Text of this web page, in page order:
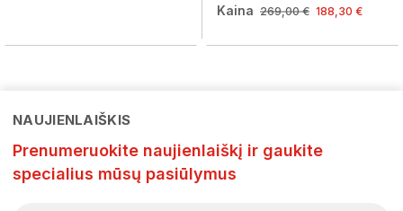
Kaina 269,00 € 188,30 €
NAUJIENLAIŠKIS
Prenumeruokite naujienlaiškį ir gaukite
specialius mūsų pasiūlymus